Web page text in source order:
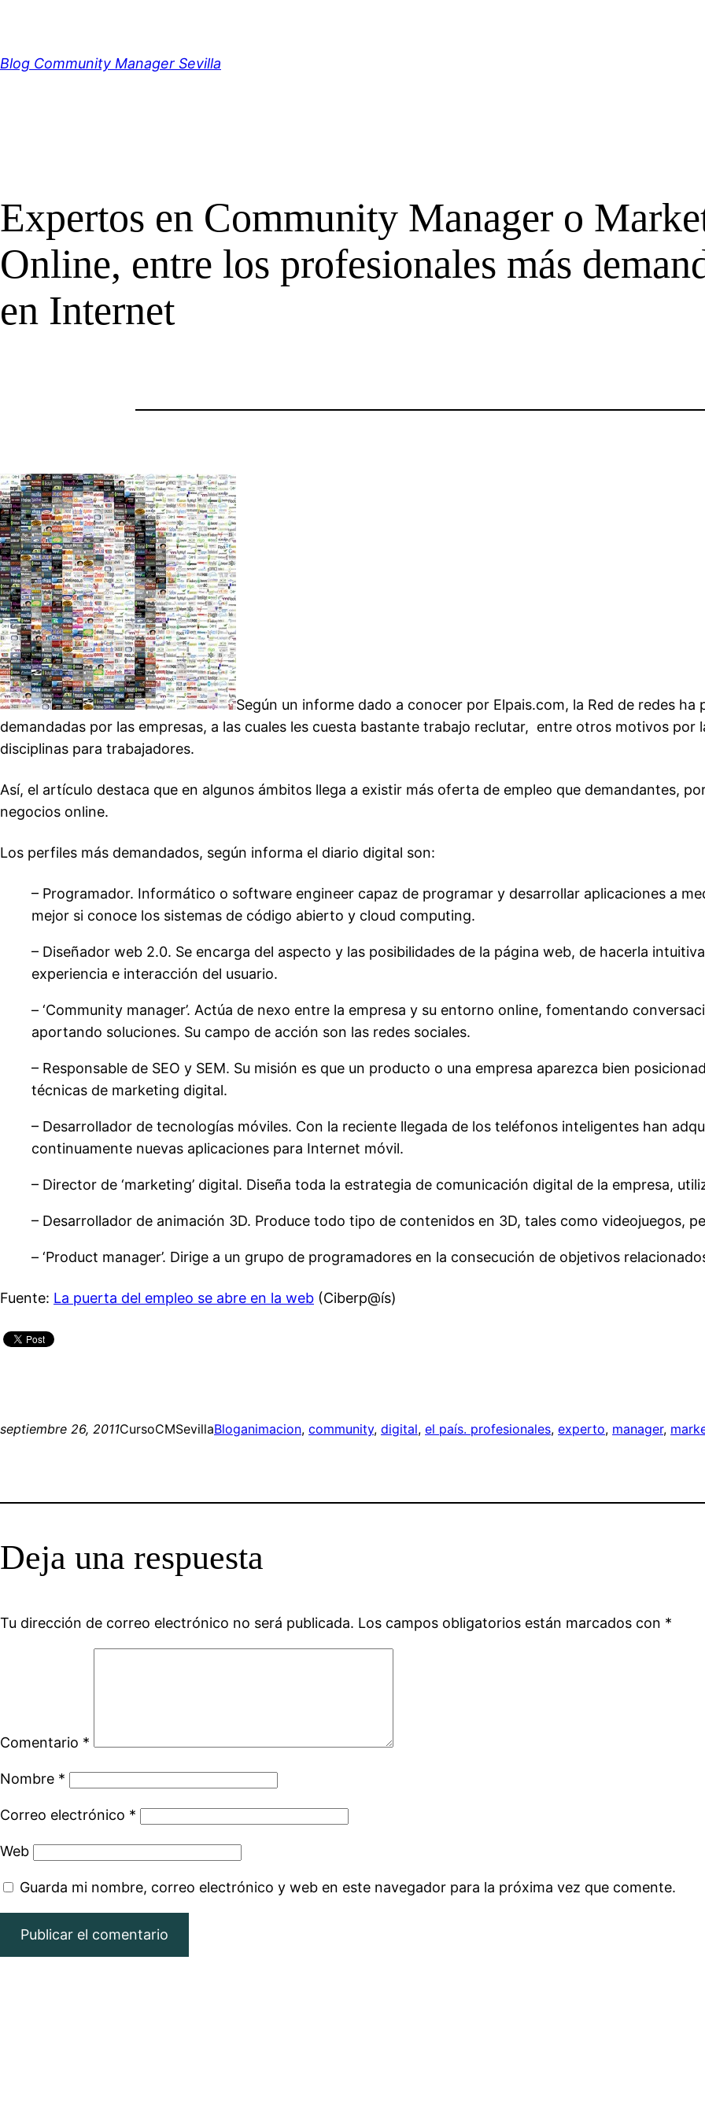
contenido
Blog Community Manager Sevilla
Expertos en Community Manager o
Online, entre los profesionales más
en Internet
Según un informe dado a conocer por Elpais.com, la Red de redes
demandadas por las empresas, a las cuales les cuesta bastante trabajo reclutar, entre otros motivos
disciplinas para trabajadores.
Así, el artículo destaca que en algunos ámbitos llega a existir más oferta de empleo que demandantes,
negocios online.
Los perfiles más demandados, según informa el diario digital son:
– Programador. Informático o software engineer capaz de programar y desarrollar aplicaciones a
mejor si conoce los sistemas de código abierto y cloud computing.
– Diseñador web 2.0. Se encarga del aspecto y las posibilidades de la página web, de hacerla
experiencia e interacción del usuario.
– ‘Community manager’. Actúa de nexo entre la empresa y su entorno online, fomentando
aportando soluciones. Su campo de acción son las redes sociales.
– Responsable de SEO y SEM. Su misión es que un producto o una empresa aparezca bien
técnicas de marketing digital.
– Desarrollador de tecnologías móviles. Con la reciente llegada de los teléfonos inteligentes han
continuamente nuevas aplicaciones para Internet móvil.
– Director de ‘marketing’ digital. Diseña toda la estrategia de comunicación digital de la empresa,
– Desarrollador de animación 3D. Produce todo tipo de contenidos en 3D, tales como videojuegos,
– ‘Product manager’. Dirige a un grupo de programadores en la consecución de objetivos
Fuente: La puerta del empleo se abre en la web (Ciberp@ís)
septiembre 26, 2011CursoCMSevillaBloganimacion, community, digital, el país. profesionales, experto, manager,
Deja una respuesta
Tu dirección de correo electrónico no será publicada. Los campos obligatorios están marcados con *
Comentario *
Nombre *
Correo electrónico *
Web
Guarda mi nombre, correo electrónico y web en este navegador para la próxima vez que comente.